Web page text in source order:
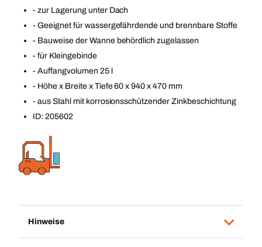
- zur Lagerung unter Dach
- Geeignet für wassergefährdende und brennbare Stoffe
- Bauweise der Wanne behördlich zugelassen
- für Kleingebinde
- Auffangvolumen 25 l
- Höhe x Breite x Tiefe 60 x 940 x 470 mm
- aus Stahl mit korrosionsschützender Zinkbeschichtung
ID: 205602
Hinweise